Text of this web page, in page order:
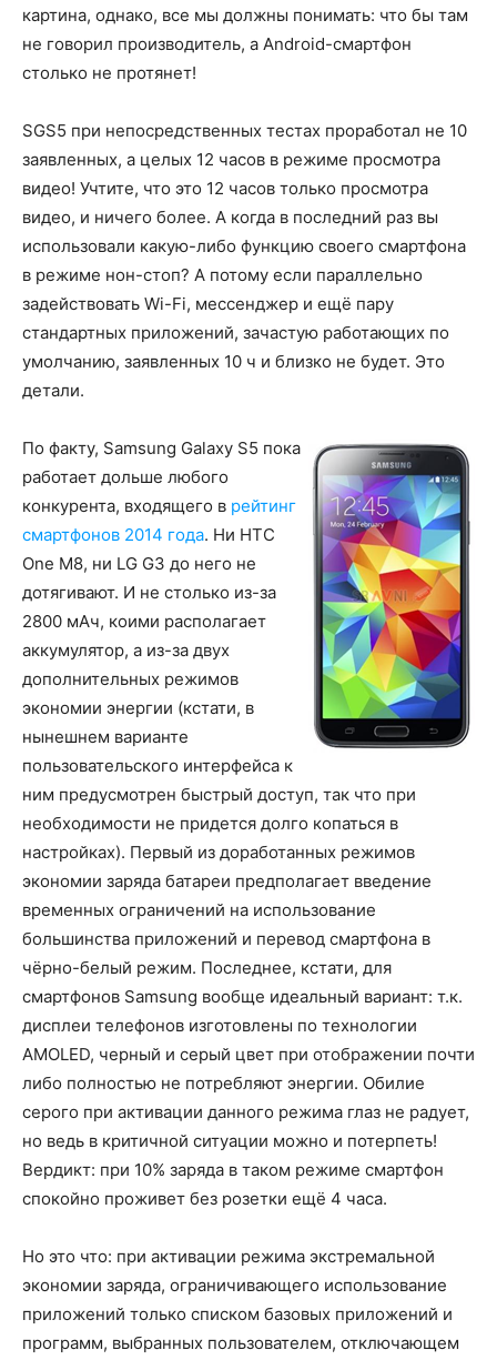
картина, однако, все мы должны понимать: что бы там
не говорил производитель, а Android-смартфон
столько не протянет!
SGS5 при непосредственных тестах проработал не 10
заявленных, а целых 12 часов в режиме просмотра
видео! Учтите, что это 12 часов только просмотра
видео, и ничего более. А когда в последний раз вы
использовали какую-либо функцию своего смартфона
в режиме нон-стоп? А потому если параллельно
задействовать Wi-Fi, мессенджер и ещё пару
стандартных приложений, зачастую работающих по
умолчанию, заявленных 10 ч и близко не будет. Это
детали.
По факту, Samsung Galaxy S5 пока
работает дольше любого
конкурента, входящего в рейтинг
смартфонов 2014 года. Ни HTC
One M8, ни LG G3 до него не
дотягивают. И не столько из-за
2800 мАч, коими располагает
аккумулятор, а из-за двух
дополнительных режимов
экономии энергии (кстати, в
нынешнем варианте
пользовательского интерфейса к
ним предусмотрен быстрый доступ, так что при
необходимости не придется долго копаться в
настройках). Первый из доработанных режимов
экономии заряда батареи предполагает введение
временных ограничений на использование
большинства приложений и перевод смартфона в
чёрно-белый режим. Последнее, кстати, для
смартфонов Samsung вообще идеальный вариант: т.к.
дисплеи телефонов изготовлены по технологии
AMOLED, черный и серый цвет при отображении почти
либо полностью не потребляют энергии. Обилие
серого при активации данного режима глаз не радует,
но ведь в критичной ситуации можно и потерпеть!
Вердикт: при 10% заряда в таком режиме смартфон
спокойно проживет без розетки ещё 4 часа.
Но это что: при активации режима экстремальной
экономии заряда, ограничивающего использование
приложений только списком базовых приложений и
программ, выбранных пользователем, отключающем